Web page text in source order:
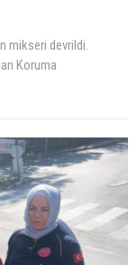
mikseri devrildi.
Koruma